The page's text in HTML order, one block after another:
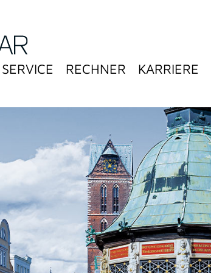
SERVICE RECHNER KARRIERE